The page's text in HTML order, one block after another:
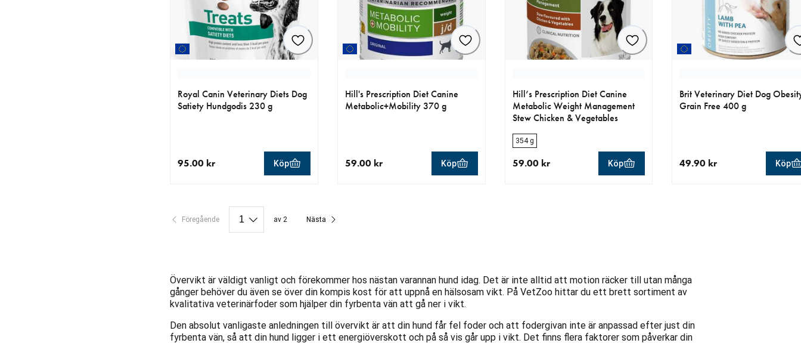
Royal Canin Veterinary Diets Dog
Satiety Hundgodis 230 g
95.00 kr Köp
Hill's Prescription Diet Canine
Metabolic+Mobility 370 g
59.00 kr Köp
Hill’s Prescription Diet Canine
Metabolic Weight Management
Stew Chicken & Vegetables
354 g
59.00 kr Köp
Brit Veterinary Diet Dog
Grain Free 400 g
49.90 kr Köp
Föregående av 2 Nästa
Övervikt är väldigt vanligt och förekommer hos nästan varannan hund idag. Det är inte alltid att motion räcker till utan många
gånger behöver du även se över din kompis kost för att uppnå en hälsosam vikt. På VetZoo hittar du ett brett sortiment av
kvalitativa veterinärfoder som hjälper din fyrbenta vän att gå ner i vikt.
Den absolut vanligaste anledningen till övervikt är att din hund får fel foder och att fodergivan inte är anpassad efter just din
fyrbenta vän, så att din hund ligger i ett energiöverskott och på så vis går upp i vikt. Det finns flera faktorer som påverkar din